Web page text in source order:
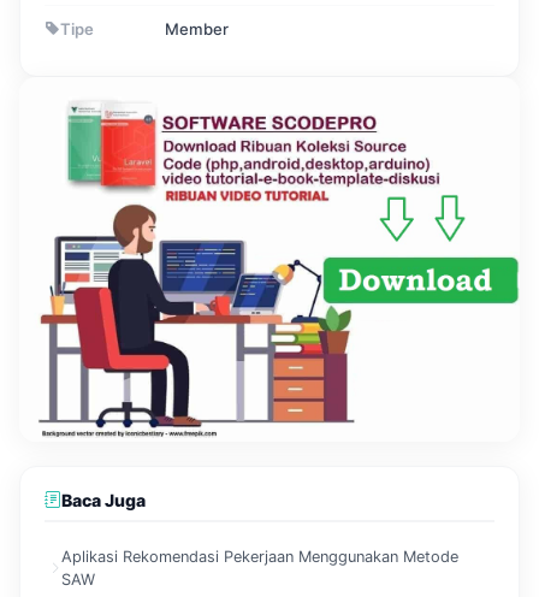
Tipe Member
Baca Juga
Aplikasi Rekomendasi Pekerjaan Menggunakan Metode
SAW